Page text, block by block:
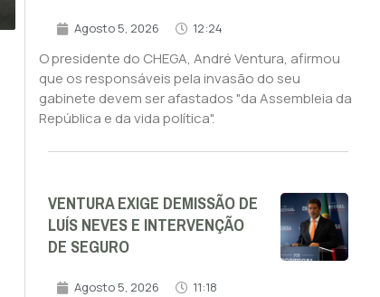
Agosto 5, 2026 12:24
O presidente do CHEGA, André Ventura, afirmou
que os responsáveis pela invasão do seu
gabinete devem ser afastados "da Assembleia da
República e da vida política".
VENTURA EXIGE DEMISSÃO DE
LUÍS NEVES E INTERVENÇÃO
DE SEGURO
Agosto 5, 2026 11:18